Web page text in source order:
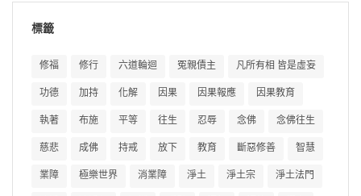
標籤
修福 修行 六道輪迴 冤親債主 凡所有相 皆是虛妄
功德 加持 化解 因果 因果報應 因果教育
執著 布施 平等 往生 忍辱 念佛 念佛往生
慈悲 成佛 持戒 放下 教育 斷惡修善 智慧
業障 極樂世界 消業障 淨土 淨土宗 淨土法門